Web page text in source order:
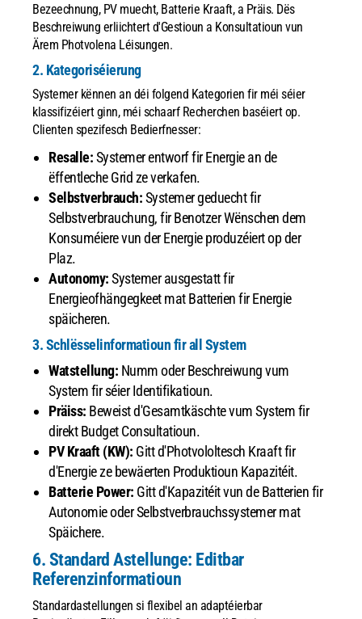
Bezeechnung, PV muecht, Batterie Kraaft, a Präis. Dës
Beschreiwung erliichtert d'Gestioun a Konsultatioun vun
Ärem Photvolena Léisungen.
2. Kategoriséierung
Systemer kënnen an déi folgend Kategorien fir méi séier
klassifizéiert ginn, méi schaarf Recherchen baséiert op.
Clienten spezifesch Bedierfnesser:
Resalle:Systemer entworf fir Energie an de
ëffentleche Grid ze verkafen.
Selbstverbrauch:Systemer geduecht fir
Selbstverbrauchung, fir Benotzer Wënschen dem
Konsuméiere vun der Energie produzéiert op der
Plaz.
Autonomy:Systemer ausgestatt fir
Energieofhängegkeet mat Batterien fir Energie
späicheren.
3. Schlësselinformatioun fir all System
Watstellung: Numm oder Beschreiwung vum
System fir séier Identifikatioun.
Präiss: Beweist d'Gesamtkäschte vum System fir
direkt Budget Consultatioun.
PV Kraaft (KW): Gitt d'Photvololtesch Kraaft fir
d'Energie ze bewäerten Produktioun Kapazitéit.
Batterie Power: Gitt d'Kapazitéit vun de Batterien fir
Autonomie oder Selbstverbrauchssystemer mat
Späichere.
6. Standard Astellunge: Editbar
Referenzinformatioun
Standardastellungen si flexibel an adaptéierbar